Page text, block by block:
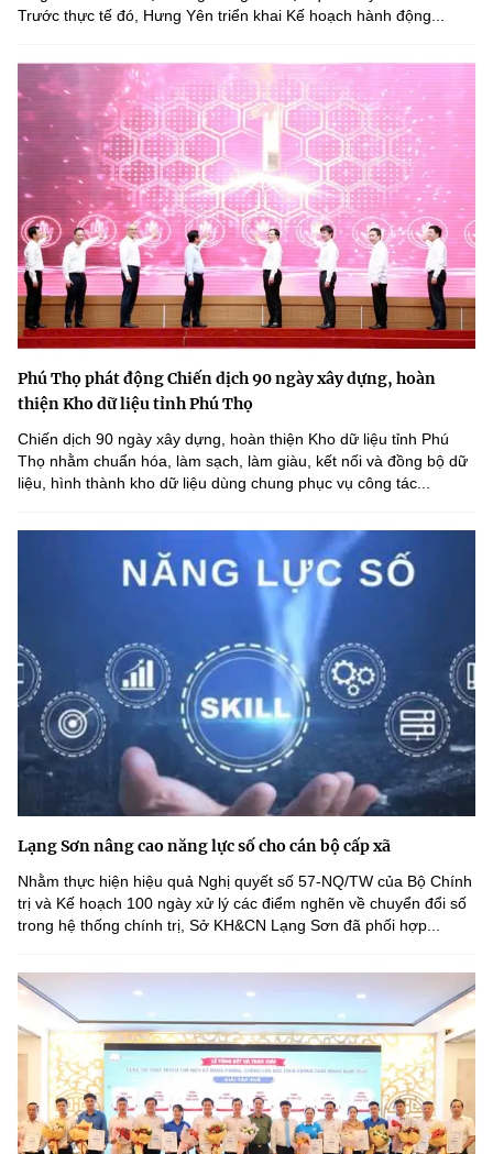
Trước thực tế đó, Hưng Yên triển khai Kế hoạch hành động...
Phú Thọ phát động Chiến dịch 90 ngày xây dựng, hoàn
thiện Kho dữ liệu tỉnh Phú Thọ
Chiến dịch 90 ngày xây dựng, hoàn thiện Kho dữ liệu tỉnh Phú
Thọ nhằm chuẩn hóa, làm sạch, làm giàu, kết nối và đồng bộ dữ
liệu, hình thành kho dữ liệu dùng chung phục vụ công tác...
Lạng Sơn nâng cao năng lực số cho cán bộ cấp xã
Nhằm thực hiện hiệu quả Nghị quyết số 57-NQ/TW của Bộ Chính
trị và Kế hoạch 100 ngày xử lý các điểm nghẽn về chuyển đổi số
trong hệ thống chính trị, Sở KH&CN Lạng Sơn đã phối hợp...